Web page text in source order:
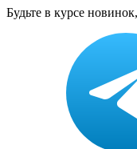
Будьте в курсе